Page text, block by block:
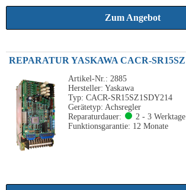
Zum Angebot
Artikel-Nr.: 2885
Hersteller: Yaskawa
Typ: CACR-SR15SZ1SDY214
Gerätetyp: Achsregler
Reparaturdauer:
2 - 3 Werktage
Funktionsgarantie: 12 Monate